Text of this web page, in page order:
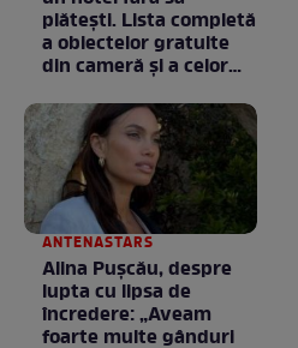
plătești. Lista completă
a obiectelor gratuite
din cameră și a celor
proprietatea unității
ANTENASTARS
Alina Pușcău, despre
lupta cu lipsa de
încredere: „Aveam
foarte multe gânduri